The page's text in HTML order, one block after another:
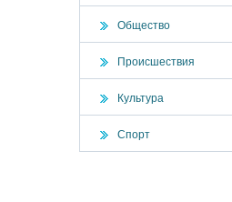
Общество
Происшествия
Культура
Спорт